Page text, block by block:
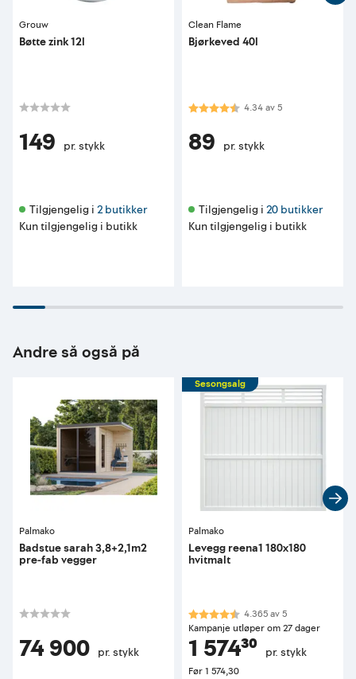
Grouw
Bøtte zink 12l
149 pr. stykk
Tilgjengelig i 2 butikker
Kun tilgjengelig i butikk
Clean Flame
Bjørkeved 40l
Karakter:4.3 av 5 mulige
4.34av5
89 pr. stykk
Tilgjengelig i 20 butikker
Kun tilgjengelig i butikk
Andre så også på
Palmako
Badstue sarah 3,8+2,1m2
pre-fab vegger
74 900 pr. stykk
Sesongsalg
Palmako
Levegg reena1 180x180
hvitmalt
Karakter:4.4 av 5 mulige
4.365av5
Kampanje utløper om 27 dager
1 574³⁰ pr. stykk
Før1 574,30